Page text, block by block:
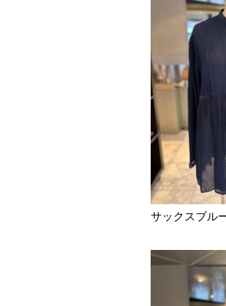
サックスブル